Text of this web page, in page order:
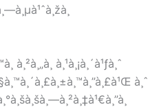
à¸²à¸„à¸ à¸¹à¸¡à¸´à¹ƒà¸ˆ